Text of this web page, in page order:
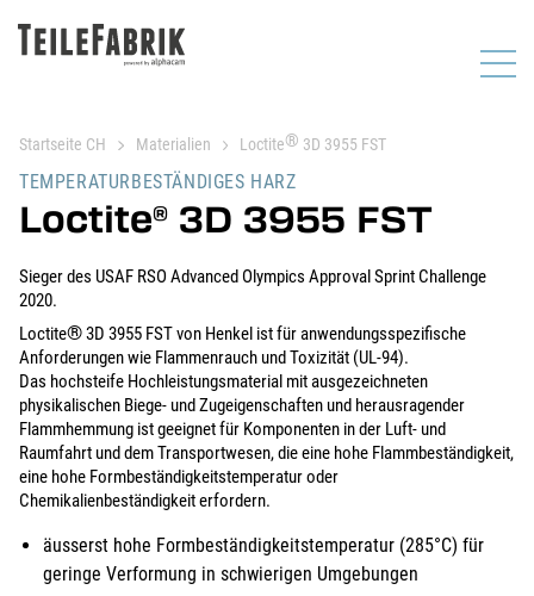
Startseite CH Materialien Loctite® 3D 3955 FST
TEMPERATURBESTÄNDIGES HARZ
Loctite® 3D 3955 FST
Sieger des USAF RSO Advanced Olympics Approval Sprint Challenge
2020.
Loctite®3D 3955 FST von Henkel ist für anwendungsspezifische
Anforderungen wie Flammenrauch und Toxizität (UL-94).
Das hochsteife Hochleistungsmaterial mit ausgezeichneten
physikalischen Biege- und Zugeigenschaften und herausragender
Flammhemmung ist geeignet für Komponenten in der Luft- und
Raumfahrt und dem Transportwesen, die eine hohe Flammbeständigkeit,
eine hohe Formbeständigkeitstemperatur oder
Chemikalienbeständigkeit erfordern.
äusserst hohe Formbeständigkeitstemperatur (285°C) für
geringe Verformung in schwierigen Umgebungen